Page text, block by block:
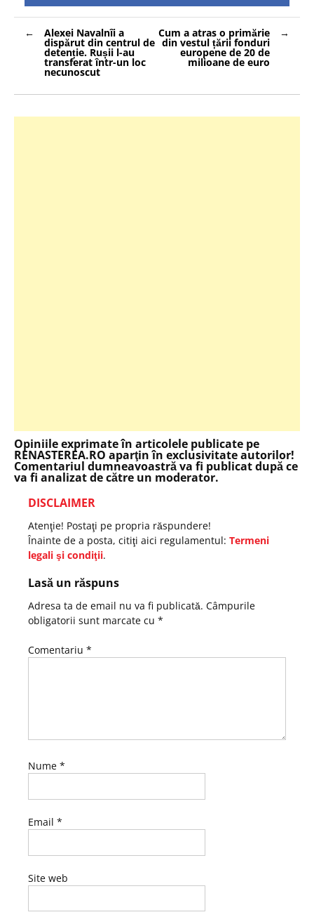
Navigare
în
articole
Alexei Navalnîi a
dispărut din centrul de
detenție. Rușii l-au
transferat într-un loc
necunoscut
Cum a atras o primărie
din vestul țării fonduri
europene de 20 de
milioane de euro
Opiniile exprimate în articolele publicate pe
RENASTEREA.RO aparţin în exclusivitate autorilor!
Comentariul dumneavoastră va fi publicat după ce
va fi analizat de către un moderator.
DISCLAIMER
Atenţie! Postaţi pe propria răspundere!
Înainte de a posta, citiţi aici regulamentul: Termeni
legali şi condiţii.
Lasă un răspuns
Adresa ta de email nu va fi publicată. Câmpurile
obligatorii sunt marcate cu *
Comentariu *
Nume *
Email *
Site web